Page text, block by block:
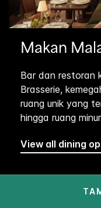
Makan
Bar dan restoran
Brasserie,
ruang unik yang
hingga ruang
View all dining